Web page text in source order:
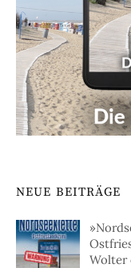
NEUE BEITRÄGE
Wolter